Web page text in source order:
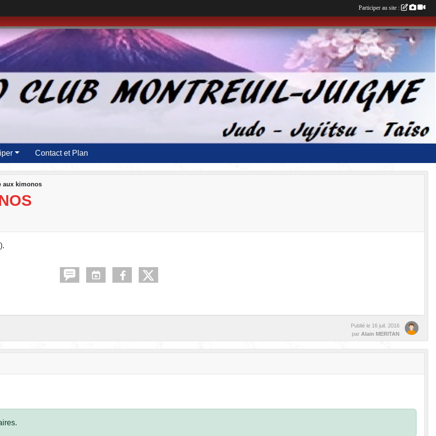
Contact et Plan
aux kimonos
Publié le 16 juil. 2016
par Alain MERITAN
Participer au site :